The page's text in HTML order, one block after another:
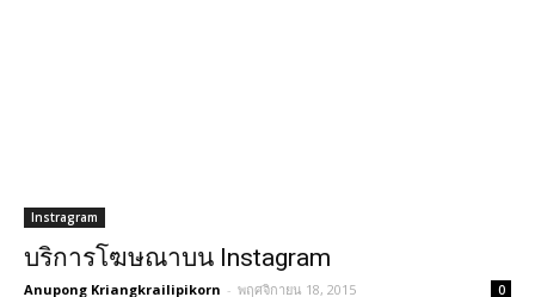
Instragram
บริการโฆษณาบน Instagram
Anupong Kriangkrailipikorn - พฤศจิกายน 18, 2015 0